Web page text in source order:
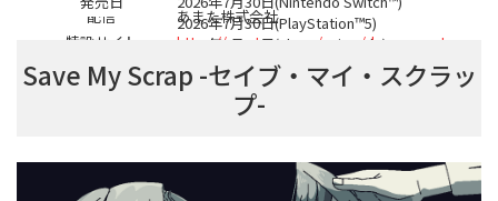
配信
あまた株式会社
2026年7月30日(PlayStation™5)
2026年7月30日(Xbox Series X|S)
特設サイト
https://amata.games/game/dungeonant
Save My Scrap -セイブ・マイ・スクラッ
プ-